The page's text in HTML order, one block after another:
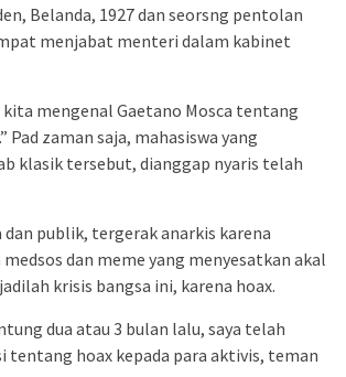
Belanda, 1927 dan seorsng pentolan
menjabat menteri dalam kabinet
mengenal Gaetano Mosca tentang
Pad zaman saja, mahasiswa yang
klasik tersebut, dianggap nyaris telah
dan publik, tergerak anarkis karena
dan meme yang menyesatkan akal
krisis bangsa ini, karena hoax.
dua atau 3 bulan lalu, saya telah
tentang hoax kepada para aktivis, teman